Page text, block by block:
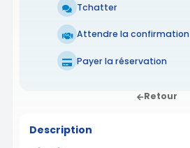
Tchatter
Attendre la confirmation
Payer la réservation
Retour
Description